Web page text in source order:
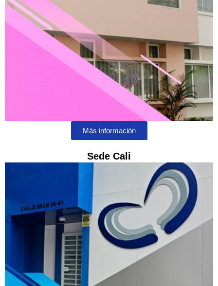
Más información
Sede Cali